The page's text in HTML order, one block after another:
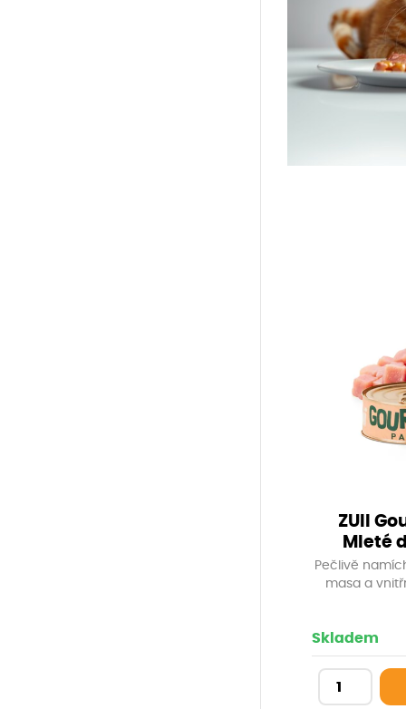
ZUII
Mleté
Pečlivě
masa a
struktura
přirozený
Skladem